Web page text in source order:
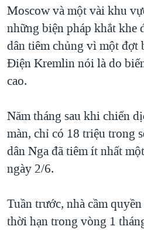
Moscow và một vài khu
những biện pháp khắt
dân tiêm chủng vì một đợt
Điện Kremlin nói là do
cao.
Năm tháng sau khi chiến
màn, chỉ có 18 triệu trong
dân Nga đã tiêm ít nhất
ngày 2/6.
Tuần trước, nhà cầm
thời hạn trong vòng 1